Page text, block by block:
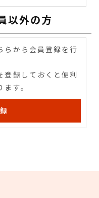
以外の方
らから会員登録を行
登録しておくと便利
す。